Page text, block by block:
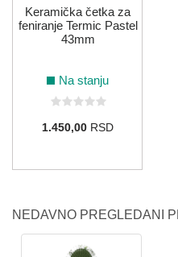
Keramička četka za
feniranje Termic Pastel
43mm
Na stanju
1.450,00RSD
NEDAVNO PREGLEDANI